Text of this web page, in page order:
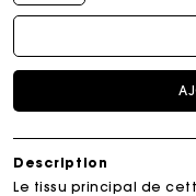
Description
Le tissu principal de